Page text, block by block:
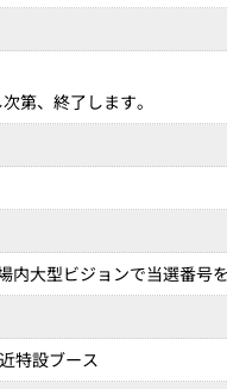
第、終了します。
内大型ビジョンで当選番号を
特設ブース